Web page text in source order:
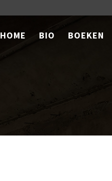
HOME BIO BOEKEN